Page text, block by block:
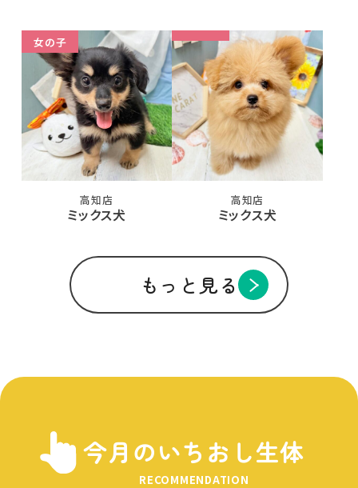
女の子
高知店
ミックス犬
高知店
ミックス犬
もっと見る
今月のいちおし生体
RECOMMENDATION